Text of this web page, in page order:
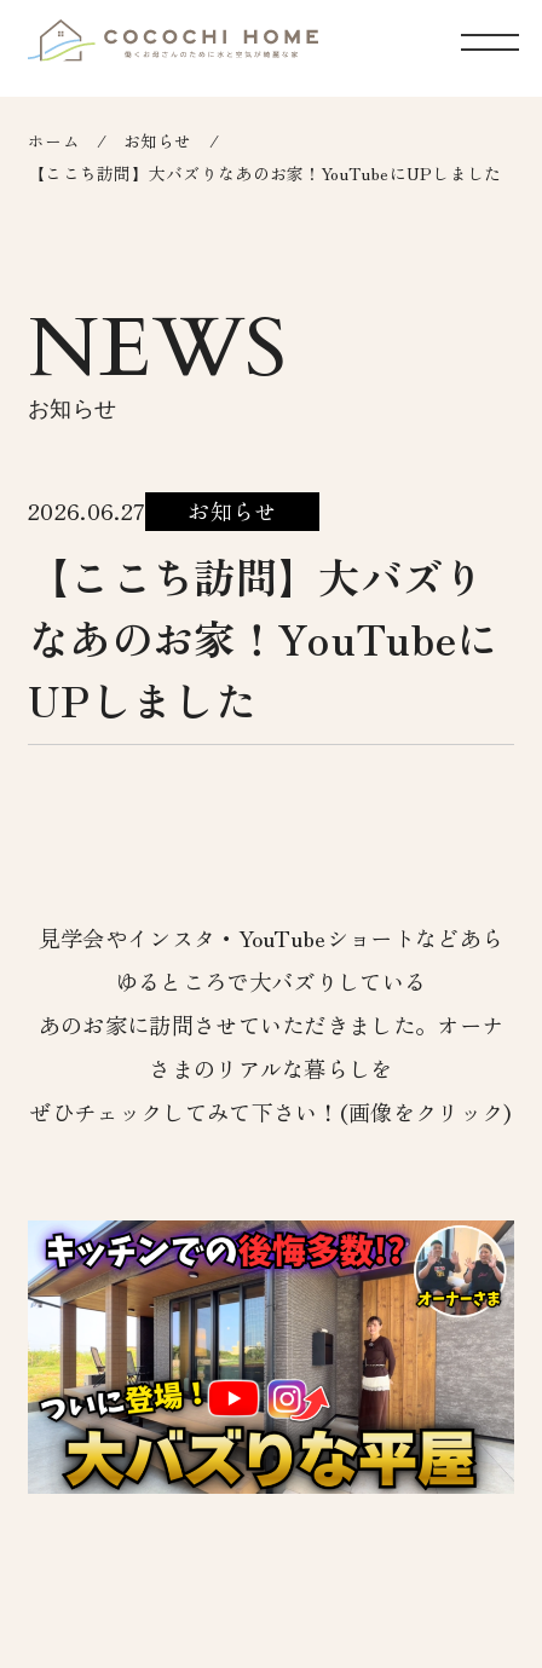
ホーム
お知らせ
【ここち訪問】大バズりなあのお家！YouTubeにUPしました
NEWS
お知らせ
2026.06.27 お知らせ
【ここち訪問】大バズり
なあのお家！YouTubeに
UPしました
見学会やインスタ・YouTubeショートなどあら
ゆるところで大バズりしている
あのお家に訪問させていただきました。オーナ
さまのリアルな暮らしを
ぜひチェックしてみて下さい！(画像をクリック)